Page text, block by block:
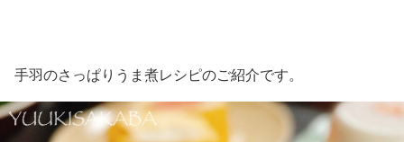
手羽のさっぱりうま煮レシピのご紹介です。